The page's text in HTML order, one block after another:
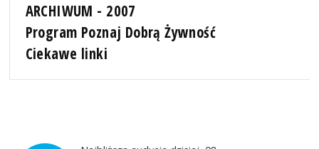
ARCHIWUM - 2007
Program Poznaj Dobrą Żywność
Ciekawe linki